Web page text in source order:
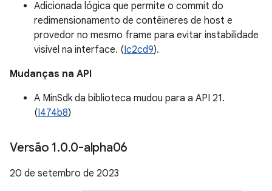
Adicionada lógica que permite o commit do
redimensionamento de contêineres de host e
provedor no mesmo frame para evitar instabilidade
visível na interface. (Ic2cd9).
Mudanças na API
A MinSdk da biblioteca mudou para a API 21.
(I474b8)
Versão 1.0.0-alpha06
20 de setembro de 2023